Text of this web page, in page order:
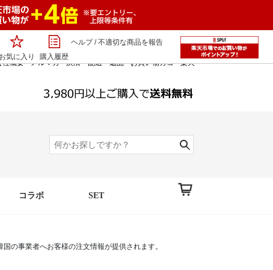
お気に入り 購入履歴
ヘルプ/不適切な商品を報告